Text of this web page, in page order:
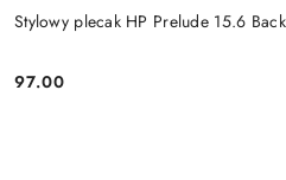
Stylowy plecak HP Prelude 15.6
Cena:
97.00